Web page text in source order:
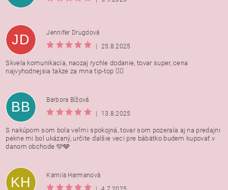
JD
Jennifer Drugdová
|
25.8.2025
Skvela komunikacia, naozaj rychle dodanie, tovar super, cena
najvyhodnejsia takze za mna tip-top 👍🏻
BB
Barbora Bížová
|
13.8.2025
S nakúpom som bola veľmi spokojná, tovar som pozerala aj na predajni
pekne mi bol ukázaný, určite ďalšie veci pre bábätko budem kupovať v
danom obchode 🩵🩶
KH
Kamila Harmanovà